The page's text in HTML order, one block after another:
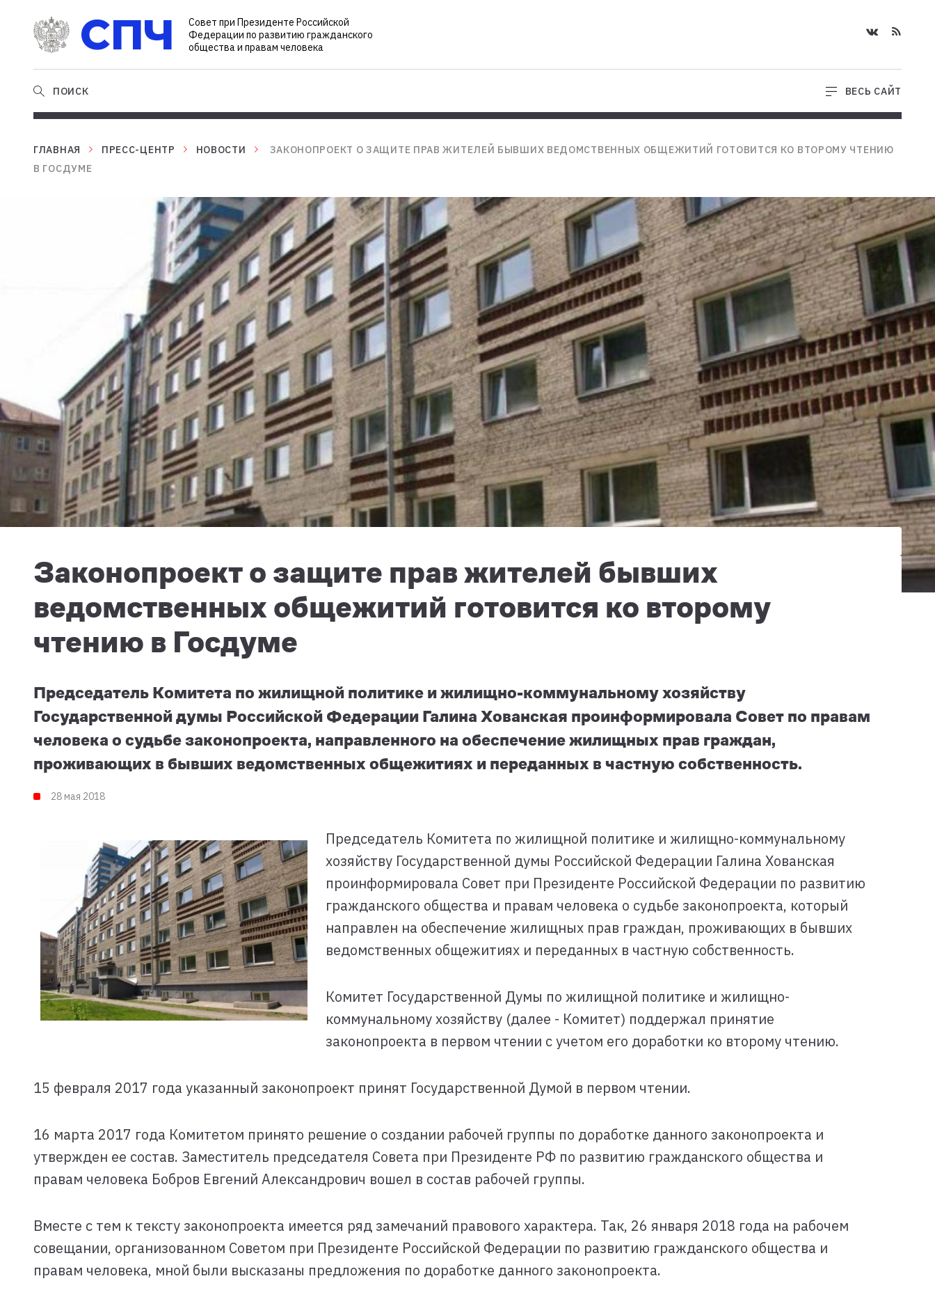
СПЧ
Совет при Президенте Российской
Федерации по развитию гражданского
общества и правам человека
ПОИСК ВЕСЬ САЙТ
ГЛАВНАЯ ПРЕСС-ЦЕНТР НОВОСТИ
ЗАКОНОПРОЕКТ О ЗАЩИТЕ ПРАВ ЖИТЕЛЕЙ БЫВШИХ ВЕДОМСТВЕННЫХ ОБЩЕЖИТИЙ ГОТОВИТСЯ КО ВТОРОМУ ЧТЕНИЮ
В ГОСДУМЕ
Законопроект о защите прав жителей бывших
ведомственных общежитий готовится ко второму
чтению в Госдуме
Председатель Комитета по жилищной политике и жилищно-коммунальному хозяйству
Государственной думы Российской Федерации Галина Хованская проинформировала Совет по правам
человека о судьбе законопроекта, направленного на обеспечение жилищных прав граждан,
проживающих в бывших ведомственных общежитиях и переданных в частную собственность.
28 мая 2018
Председатель Комитета по жилищной политике и жилищно-коммунальному
хозяйству Государственной думы Российской Федерации Галина Хованская
проинформировала Совет при Президенте Российской Федерации по развитию
гражданского общества и правам человека о судьбе законопроекта, который
направлен на обеспечение жилищных прав граждан, проживающих в бывших
ведомственных общежитиях и переданных в частную собственность.
Комитет Государственной Думы по жилищной политике и жилищно-
коммунальному хозяйству (далее - Комитет) поддержал принятие
законопроекта в первом чтении с учетом его доработки ко второму чтению.
15 февраля 2017 года указанный законопроект принят Государственной Думой в первом чтении.
16 марта 2017 года Комитетом принято решение о создании рабочей группы по доработке данного законопроекта и
утвержден ее состав. Заместитель председателя Совета при Президенте РФ по развитию гражданского общества и
правам человека Бобров Евгений Александрович вошел в состав рабочей группы.
Вместе с тем к тексту законопроекта имеется ряд замечаний правового характера. Так, 26 января 2018 года на рабочем
совещании, организованном Советом при Президенте Российской Федерации по развитию гражданского общества и
правам человека, мной были высказаны предложения по доработке данного законопроекта.